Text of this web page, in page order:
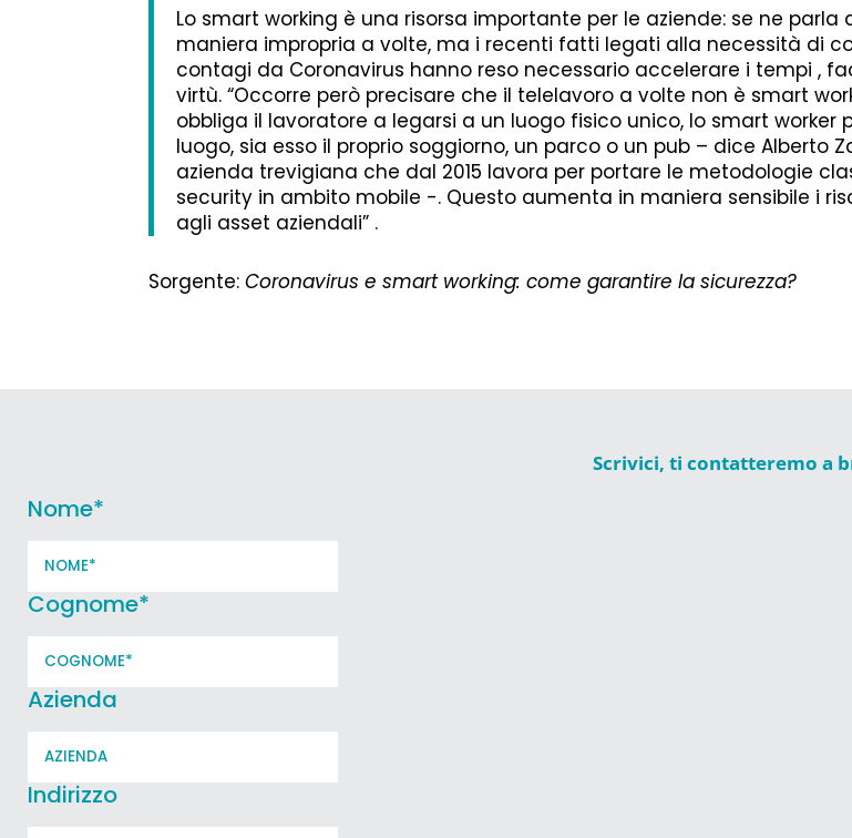
Lo smart working è una risorsa importante per le aziende: se ne parla
maniera impropria a volte, ma i recenti fatti legati alla necessità di
contagi da Coronavirus hanno reso necessario accelerare i tempi ,
virtù. “Occorre però precisare che il telelavoro a volte non è smart
obbliga il lavoratore a legarsi a un luogo fisico unico, lo smart worker
luogo, sia esso il proprio soggiorno, un parco o un pub – dice Alberto
azienda trevigiana che dal 2015 lavora per portare le metodologie
security in ambito mobile -. Questo aumenta in maniera sensibile i
agli asset aziendali” .
Sorgente:Coronavirus e smart working: come garantire la sicurezza?
Scrivici, ti contatteremo a
Nome*
Cognome*
Azienda
Indirizzo